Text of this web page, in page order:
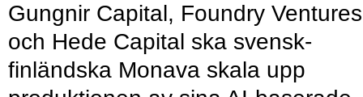
Gungnir Capital, Foundry Ventures
och Hede Capital ska svensk-
finländska Monava skala upp